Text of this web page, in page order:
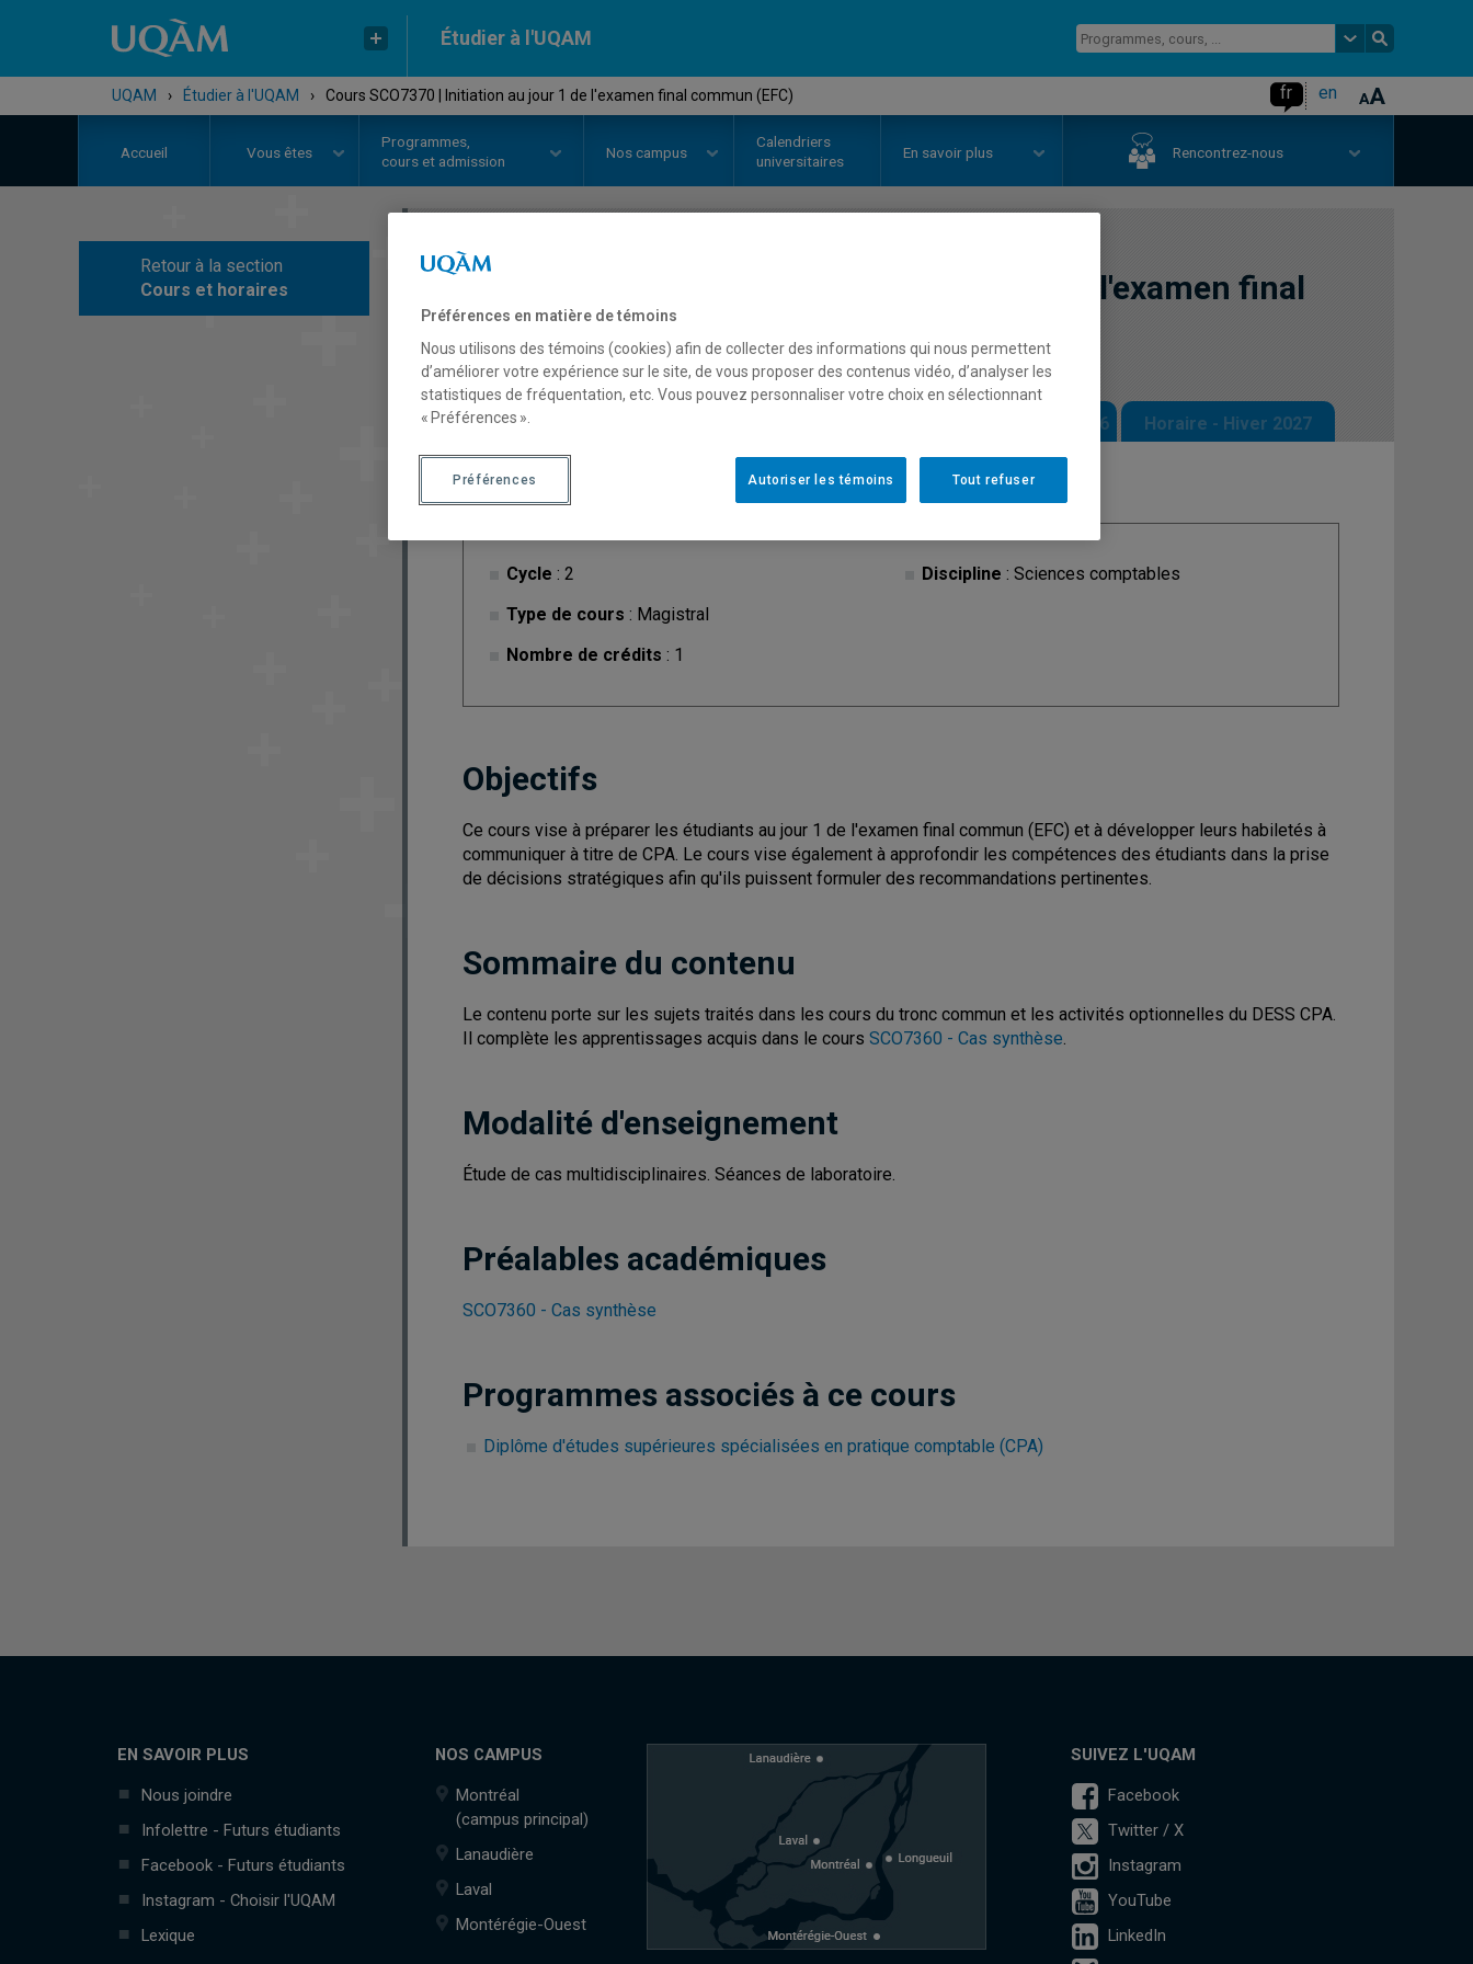
Étudier à l'UQAM
UQAM › Étudier à l'UQAM › Cours SCO7370 | Initiation au jour 1 de l'examen final commun (EFC) fr en
Accueil Vous êtes
Programmes,
cours et admission
Nos campus
Calendriers
universitaires
En savoir plus Rencontrez-nous
Retour à la section
Cours et horaires
Initiation au jour 1 de l'examen final
commun (EFC)
Description Horaire - Automne 2026 Horaire - Hiver 2027
Cycle : 2
Type de cours : Magistral
Nombre de crédits : 1
Discipline : Sciences comptables
Objectifs
Ce cours vise à préparer les étudiants au jour 1 de l'examen final commun (EFC) et à développer leurs habiletés à
communiquer à titre de CPA. Le cours vise également à approfondir les compétences des étudiants dans la prise
de décisions stratégiques afin qu'ils puissent formuler des recommandations pertinentes.
Sommaire du contenu
Le contenu porte sur les sujets traités dans les cours du tronc commun et les activités optionnelles du DESS CPA.
Il complète les apprentissages acquis dans le cours SCO7360 - Cas synthèse.
Modalité d'enseignement
Étude de cas multidisciplinaires. Séances de laboratoire.
Préalables académiques
SCO7360 - Cas synthèse
Programmes associés à ce cours
Diplôme d'études supérieures spécialisées en pratique comptable (CPA)
EN SAVOIR PLUS
Nous joindre
Infolettre - Futurs étudiants
Facebook - Futurs étudiants
Instagram - Choisir l'UQAM
Lexique
NOS CAMPUS
Montréal
(campus principal)
Lanaudière
Laval
Montérégie-Ouest
SUIVEZ L'UQAM
Facebook
Twitter / X
Instagram
YouTube
LinkedIn
Préférences en matière de témoins
Nous utilisons des témoins (cookies) afin de collecter des informations qui nous permettent
d’améliorer votre expérience sur le site, de vous proposer des contenus vidéo, d’analyser les
statistiques de fréquentation, etc. Vous pouvez personnaliser votre choix en sélectionnant
« Préférences ».
Tout refuser
Autoriser les témoins
Préférences